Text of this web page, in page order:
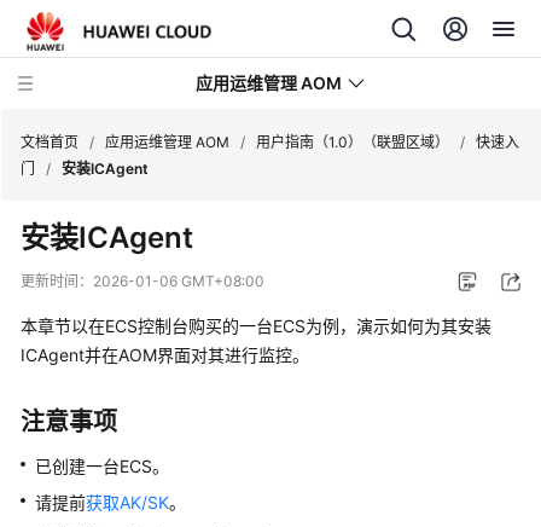
应用运维管理 AOM
最
新
动
产
介
绍
费
文档首页 / 应用运维管理 AOM / 用户指南（1.0）（联盟区域） / 快速入
门
/ 安装ICAgent
安装ICAgent
更新时间： 2026-01-06 GMT+08:00
本章节以在ECS控制台购买的一台ECS为例，演示如何为其安装
ICAgent并在AOM界面对其进行监控。
注意事项
已创建一台ECS。
请提前获取AK/SK。